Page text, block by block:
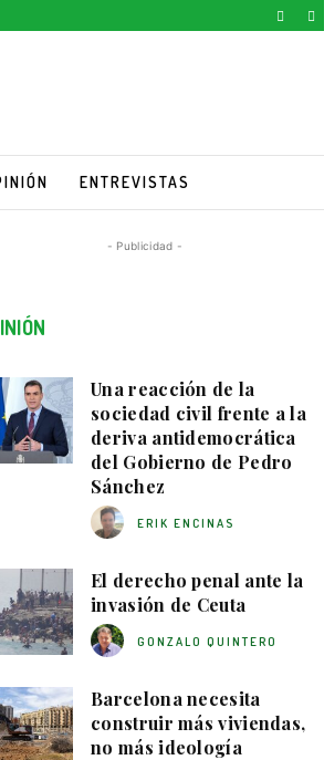
ENTREVISTAS
- Publicidad -
Una reacción de la
sociedad civil frente a la
deriva antidemocrática
del Gobierno de Pedro
Sánchez
ERIK ENCINAS
El derecho penal ante la
invasión de Ceuta
GONZALO QUINTERO
Barcelona necesita
construir más viviendas,
no más ideología